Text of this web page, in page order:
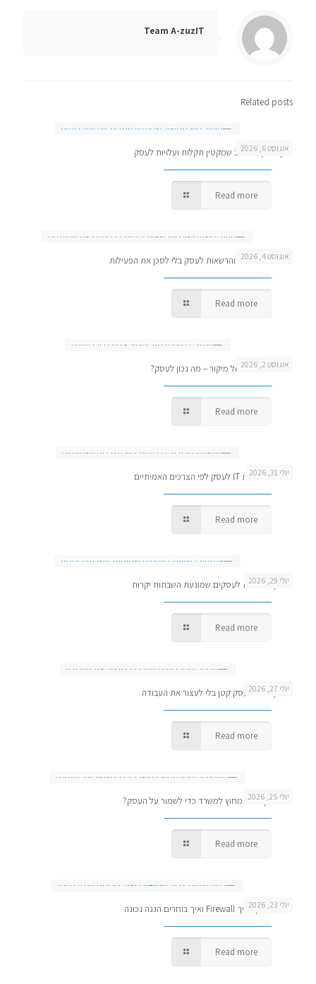
Team A-zuzIT
Related posts
אוגוסט 6, 2026
מיקור חוץ מחשוב שמקטין תקלות ועלויות לעסק
Read more
אוגוסט 4, 2026
ניהול משתמשים והרשאות לעסק בלי לסכן את הפעילות
Read more
אוגוסט 2, 2026
מנהל IT פנימי מול מיקור – מה נכון לעסק?
Read more
יולי 31, 2026
התאמת חבילת IT לעסק לפי הצרכים האמיתיים
Read more
יולי 29, 2026
אחזקת רשתות לעסקים שמונעת השבתות יקרות
Read more
יולי 27, 2026
מדריך גיבוי לעסק קטן בלי לעצור את העבודה
Read more
יולי 25, 2026
מתי צריך גיבוי מחוץ למשרד כדי לשמור על העסק?
Read more
יולי 23, 2026
למה העסק צריך Firewall ואיך בוחרים הגנה נכונה
Read more